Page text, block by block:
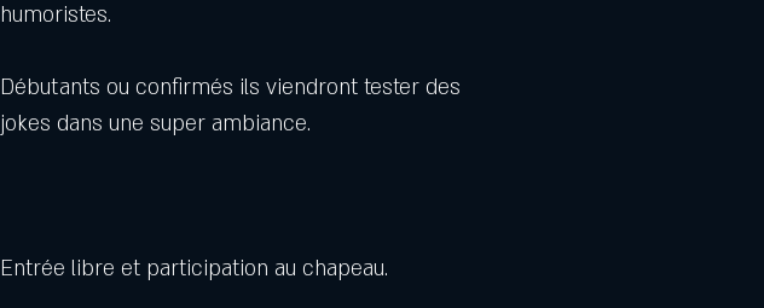
humoristes.
Débutants ou confirmés ils viendront tester des
jokes dans une super ambiance.
Entrée libre et participation au chapeau.